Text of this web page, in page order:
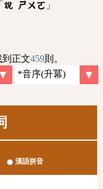
說 ㄕㄨㄛ 」
到正文459則。
漢語拼音